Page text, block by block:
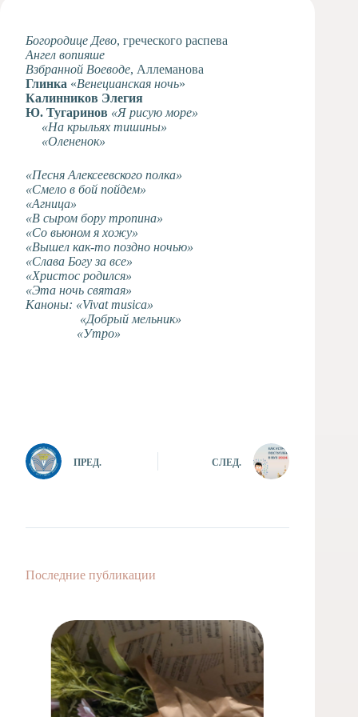
Музыкальное
отделение
Психологическая
Служба
Тьюторская
служба
Богородице Дево, греческого распева
Ангел вопияше
Взбранной Воеводе, Аллеманова
Глинка «Венецианская ночь»
Калинников Элегия
Ю. Тугаринов «Я рисую море»
«На крыльях тишины»
«Олененок»
«Песня Алексеевского полка»
«Смело в бой пойдем»
«Агница»
«В сыром бору тропина»
«Со вьюном я хожу»
«Вышел как-то поздно ночью»
«Слава Богу за все»
«Христос родился»
«Эта ночь святая»
Каноны: «Vivat musica»
«Добрый мельник»
«Утро»
ПРЕД. СЛЕД.
Последние публикации